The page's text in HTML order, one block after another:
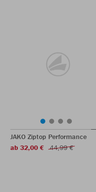
JAKO Ziptop Performance
ab 32,00 €
44,99 €